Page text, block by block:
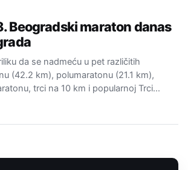
Beogradski maraton danas
da se nadmeću u pet različitih
(42.2 km), polumaratonu (21.1 km),
trci na 10 km i popularnoj Trci…